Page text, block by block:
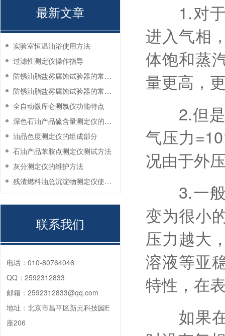
1.对于
进入气相
体饱和蒸
量更高，
2.但是
气压力
况由于外
3.一般
变为很小
压力越大
溶液等亚
特性，在
如果在
最新文章
实验室恒温油浴使用方法
过滤性测定仪操作指导
防锈油脂盐雾腐蚀试验器的常见故障与解决方法
防锈油脂盐雾腐蚀试验器的常见故障与解决方法
全自动微库仑测氯仪功能特点
深色石油产品硫含量测定仪的工作环境要求
油品色度测定仪的组成部分
石油产品苯胺点测定仪测试方法
灰分测定仪的维护方法
残渣燃料油总沉淀物测定仪使用注意事项
联系我们
电话： 010-80764046
QQ： 2592312833
邮箱： 2592312833@qq.com
地址： 北京市昌平区新元科技园E
座206